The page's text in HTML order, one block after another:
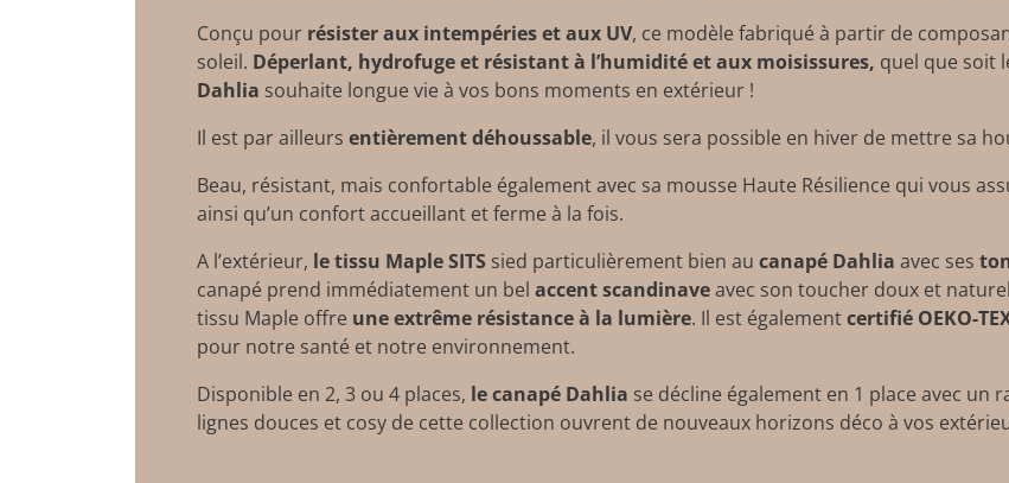
Conçu pour résister aux intempéries et aux UV, ce modèle fabriqué à partir de
soleil. Déperlant, hydrofuge et résistant à l’humidité et aux moisissures, quel que soit
Dahlia souhaite longue vie à vos bons moments en extérieur !
Il est par ailleurs entièrement déhoussable, il vous sera possible en hiver de mettre sa
Beau, résistant, mais confortable également avec sa mousse Haute Résilience qui vous
ainsi qu’un confort accueillant et ferme à la fois.
A l’extérieur, le tissu MapleSITS sied particulièrement bien au canapé Dahlia avec ses
canapé prend immédiatement un bel accent scandinaveavec son toucher doux et
tissu Maple offre une extrême résistance à la lumière. Il est égalementcertifié OEKO-
pour notre santé et notre environnement.
Disponible en 2, 3 ou 4 places, le canapé Dahlia se décline également en 1 place avec un
lignes douces et cosy de cette collection ouvrent de nouveaux horizons déco à vos